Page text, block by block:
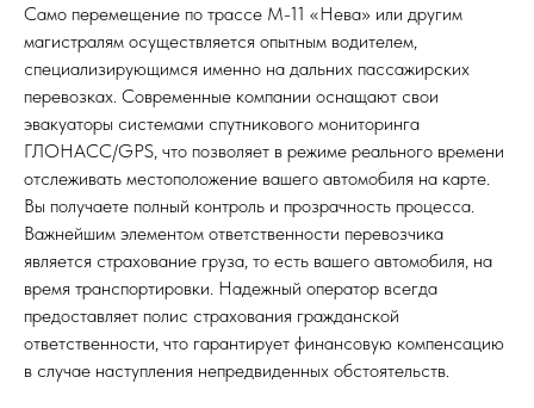
Само перемещение по трассе М-11 «Нева» или другим
магистралям осуществляется опытным водителем,
специализирующимся именно на дальних пассажирских
перевозках. Современные компании оснащают свои
эвакуаторы системами спутникового мониторинга
ГЛОНАСС/GPS, что позволяет в режиме реального времени
отслеживать местоположение вашего автомобиля на карте.
Вы получаете полный контроль и прозрачность процесса.
Важнейшим элементом ответственности перевозчика
является страхование груза, то есть вашего автомобиля, на
время транспортировки. Надежный оператор всегда
предоставляет полис страхования гражданской
ответственности, что гарантирует финансовую компенсацию
в случае наступления непредвиденных обстоятельств.